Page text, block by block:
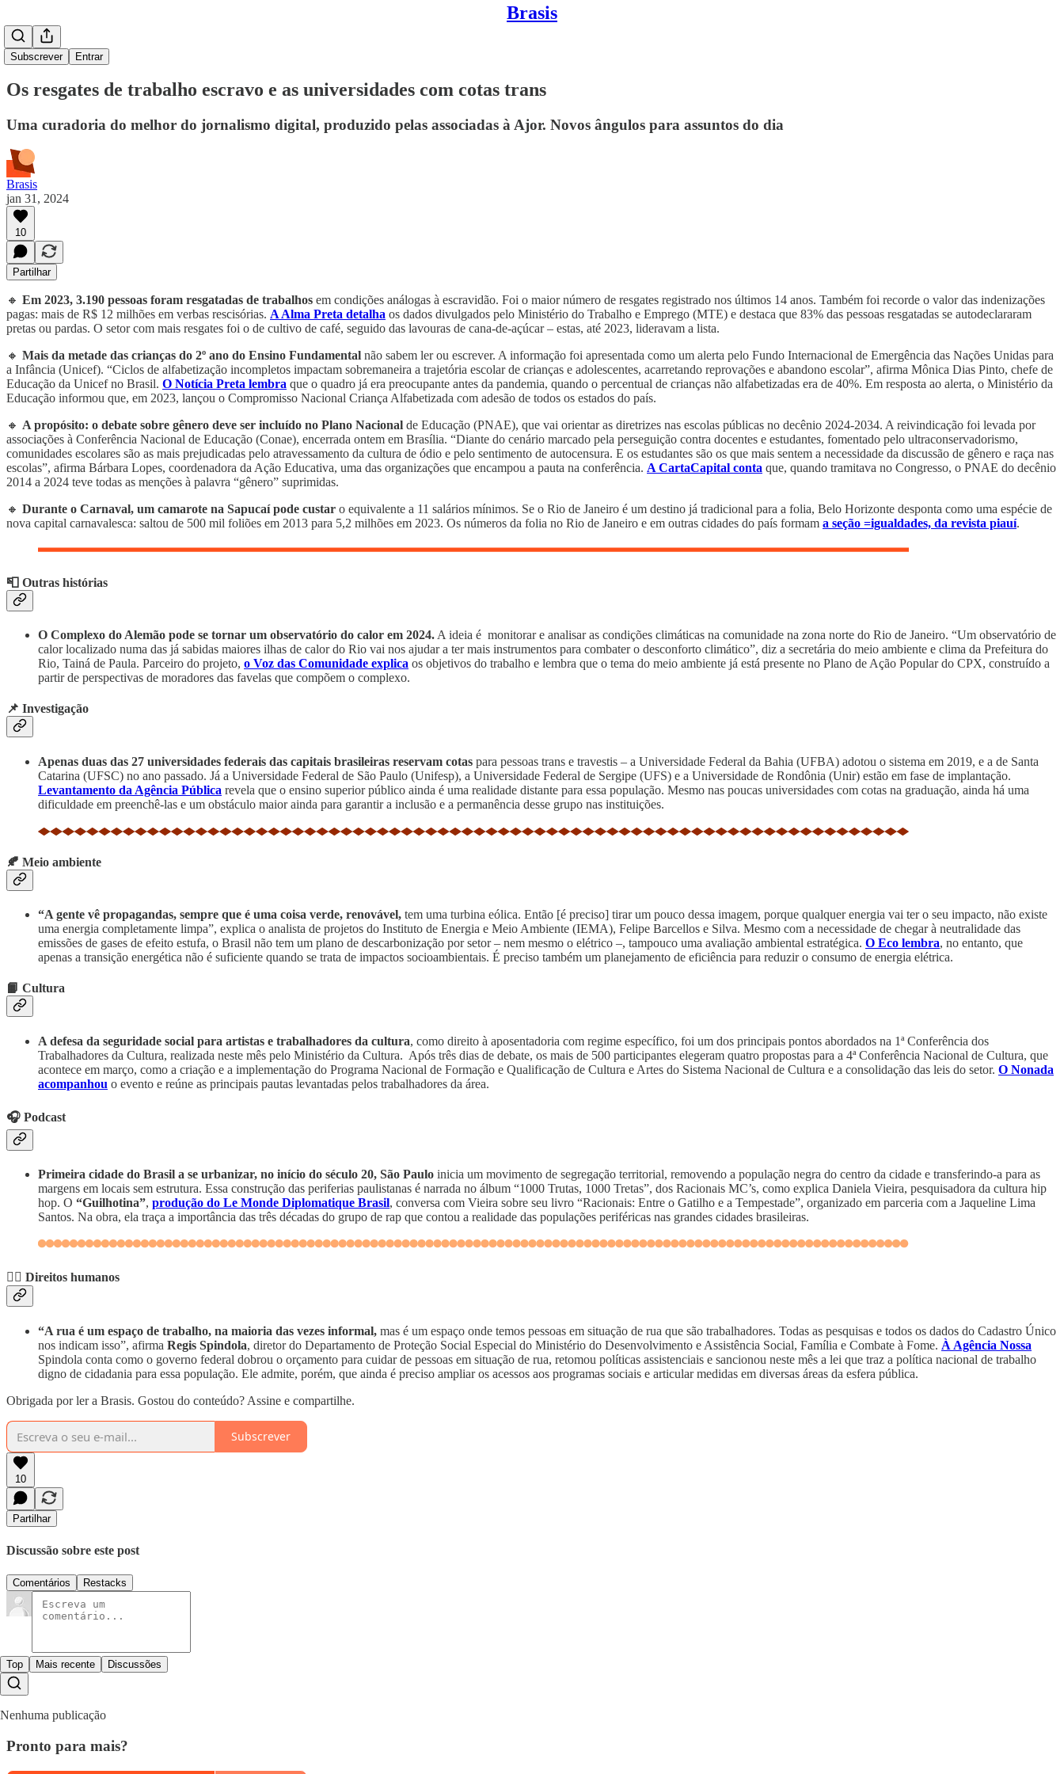
Brasis
Subscrever Entrar
Os resgates de trabalho escravo e as universidades com cotas trans
Uma curadoria do melhor do jornalismo digital, produzido pelas associadas à Ajor. Novos ângulos para assuntos do dia
Brasis
jan 31, 2024
10
Partilhar
🔸 Em 2023, 3.190 pessoas foram resgatadas de trabalhos em condições análogas à escravidão. Foi o maior número de resgates registrado nos últimos 14 anos. Também foi recorde o valor das indenizações
pagas: mais de R$ 12 milhões em verbas rescisórias. A Alma Preta detalha os dados divulgados pelo Ministério do Trabalho e Emprego (MTE) e destaca que 83% das pessoas resgatadas se autodeclararam
pretas ou pardas. O setor com mais resgates foi o de cultivo de café, seguido das lavouras de cana-de-açúcar – estas, até 2023, lideravam a lista.
🔸 Mais da metade das crianças do 2º ano do Ensino Fundamental não sabem ler ou escrever. A informação foi apresentada como um alerta pelo Fundo Internacional de Emergência das Nações Unidas para
a Infância (Unicef). “Ciclos de alfabetização incompletos impactam sobremaneira a trajetória escolar de crianças e adolescentes, acarretando reprovações e abandono escolar”, afirma Mônica Dias Pinto, chefe de
Educação da Unicef no Brasil. O Notícia Preta lembra que o quadro já era preocupante antes da pandemia, quando o percentual de crianças não alfabetizadas era de 40%. Em resposta ao alerta, o Ministério da
Educação informou que, em 2023, lançou o Compromisso Nacional Criança Alfabetizada com adesão de todos os estados do país.
🔸 A propósito: o debate sobre gênero deve ser incluído no Plano Nacional de Educação (PNAE), que vai orientar as diretrizes nas escolas públicas no decênio 2024-2034. A reivindicação foi levada por
associações à Conferência Nacional de Educação (Conae), encerrada ontem em Brasília. “Diante do cenário marcado pela perseguição contra docentes e estudantes, fomentado pelo ultraconservadorismo,
comunidades escolares são as mais prejudicadas pelo atravessamento da cultura de ódio e pelo sentimento de autocensura. E os estudantes são os que mais sentem a necessidade da discussão de gênero e raça nas
escolas”, afirma Bárbara Lopes, coordenadora da Ação Educativa, uma das organizações que encampou a pauta na conferência. A CartaCapital conta que, quando tramitava no Congresso, o PNAE do decênio
2014 a 2024 teve todas as menções à palavra “gênero” suprimidas.
🔸 Durante o Carnaval, um camarote na Sapucaí pode custar o equivalente a 11 salários mínimos. Se o Rio de Janeiro é um destino já tradicional para a folia, Belo Horizonte desponta como uma espécie de
nova capital carnavalesca: saltou de 500 mil foliões em 2013 para 5,2 milhões em 2023. Os números da folia no Rio de Janeiro e em outras cidades do país formam a seção =igualdades, da revista piauí.
📮 Outras histórias
O Complexo do Alemão pode se tornar um observatório do calor em 2024. A ideia é monitorar e analisar as condições climáticas na comunidade na zona norte do Rio de Janeiro. “Um observatório de
calor localizado numa das já sabidas maiores ilhas de calor do Rio vai nos ajudar a ter mais instrumentos para combater o desconforto climático”, diz a secretária do meio ambiente e clima da Prefeitura do
Rio, Tainá de Paula. Parceiro do projeto, o Voz das Comunidade explica os objetivos do trabalho e lembra que o tema do meio ambiente já está presente no Plano de Ação Popular do CPX, construído a
partir de perspectivas de moradores das favelas que compõem o complexo.
📌 Investigação
Apenas duas das 27 universidades federais das capitais brasileiras reservam cotas para pessoas trans e travestis – a Universidade Federal da Bahia (UFBA) adotou o sistema em 2019, e a de Santa
Catarina (UFSC) no ano passado. Já a Universidade Federal de São Paulo (Unifesp), a Universidade Federal de Sergipe (UFS) e a Universidade de Rondônia (Unir) estão em fase de implantação.
Levantamento da Agência Pública revela que o ensino superior público ainda é uma realidade distante para essa população. Mesmo nas poucas universidades com cotas na graduação, ainda há uma
dificuldade em preenchê-las e um obstáculo maior ainda para garantir a inclusão e a permanência desse grupo nas instituições.
🍂 Meio ambiente
“A gente vê propagandas, sempre que é uma coisa verde, renovável, tem uma turbina eólica. Então [é preciso] tirar um pouco dessa imagem, porque qualquer energia vai ter o seu impacto, não existe
uma energia completamente limpa”, explica o analista de projetos do Instituto de Energia e Meio Ambiente (IEMA), Felipe Barcellos e Silva. Mesmo com a necessidade de chegar à neutralidade das
emissões de gases de efeito estufa, o Brasil não tem um plano de descarbonização por setor – nem mesmo o elétrico –, tampouco uma avaliação ambiental estratégica. O Eco lembra, no entanto, que
apenas a transição energética não é suficiente quando se trata de impactos socioambientais. É preciso também um planejamento de eficiência para reduzir o consumo de energia elétrica.
📙 Cultura
A defesa da seguridade social para artistas e trabalhadores da cultura, como direito à aposentadoria com regime específico, foi um dos principais pontos abordados na 1ª Conferência dos
Trabalhadores da Cultura, realizada neste mês pelo Ministério da Cultura. Após três dias de debate, os mais de 500 participantes elegeram quatro propostas para a 4ª Conferência Nacional de Cultura, que
acontece em março, como a criação e a implementação do Programa Nacional de Formação e Qualificação de Cultura e Artes do Sistema Nacional de Cultura e a consolidação das leis do setor. O Nonada
acompanhou o evento e reúne as principais pautas levantadas pelos trabalhadores da área.
🎧 Podcast
Primeira cidade do Brasil a se urbanizar, no início do século 20, São Paulo inicia um movimento de segregação territorial, removendo a população negra do centro da cidade e transferindo-a para as
margens em locais sem estrutura. Essa construção das periferias paulistanas é narrada no álbum “1000 Trutas, 1000 Tretas”, dos Racionais MC’s, como explica Daniela Vieira, pesquisadora da cultura hip
hop. O “Guilhotina”, produção do Le Monde Diplomatique Brasil, conversa com Vieira sobre seu livro “Racionais: Entre o Gatilho e a Tempestade”, organizado em parceria com a Jaqueline Lima
Santos. Na obra, ela traça a importância das três décadas do grupo de rap que contou a realidade das populações periféricas nas grandes cidades brasileiras.
✊🏽 Direitos humanos
“A rua é um espaço de trabalho, na maioria das vezes informal, mas é um espaço onde temos pessoas em situação de rua que são trabalhadores. Todas as pesquisas e todos os dados do Cadastro Único
nos indicam isso”, afirma Regis Spindola, diretor do Departamento de Proteção Social Especial do Ministério do Desenvolvimento e Assistência Social, Família e Combate à Fome. À Agência Nossa
Spindola conta como o governo federal dobrou o orçamento para cuidar de pessoas em situação de rua, retomou políticas assistenciais e sancionou neste mês a lei que traz a política nacional de trabalho
digno de cidadania para essa população. Ele admite, porém, que ainda é preciso ampliar os acessos aos programas sociais e articular medidas em diversas áreas da esfera pública.
Obrigada por ler a Brasis. Gostou do conteúdo? Assine e compartilhe.
Subscrever
10
Partilhar
Discussão sobre este post
Comentários Restacks
Top Mais recente Discussões
Nenhuma publicação
Pronto para mais?